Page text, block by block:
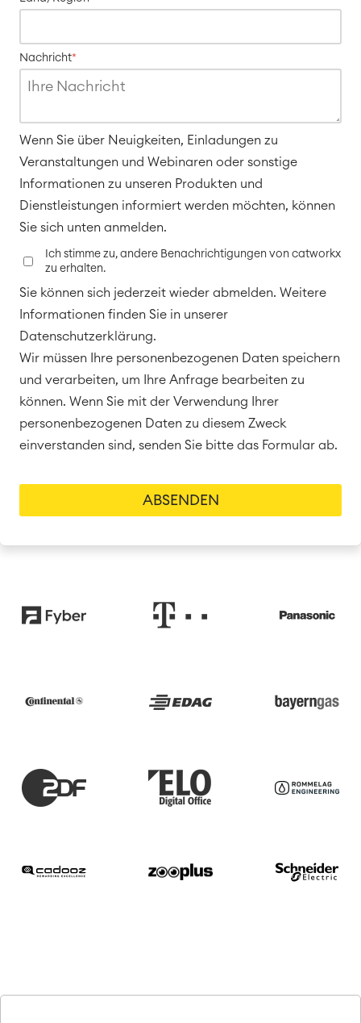
SOLUTIONS
Überstunden
ERP Solutions
Knowledge & Information
Enterprise Wiki
Meetings
Social Intranet
Artificial Intelligence
SAP Integration
Atlassian Backup & Restore
SERVICES
RESSOURCEN
■
■
■
Nachricht*
Wenn Sie über Neuigkeiten, Einladungen zu
Veranstaltungen und Webinaren oder sonstige
Informationen zu unseren Produkten und
Dienstleistungen informiert werden möchten, können
Sie sich unten anmelden.
Ich stimme zu, andere Benachrichtigungen von catworkx
zu erhalten.
Sie können sich jederzeit wieder abmelden. Weitere
Informationen finden Sie in unserer
Datenschutzerklärung.
Wir müssen Ihre personenbezogenen Daten speichern
und verarbeiten, um Ihre Anfrage bearbeiten zu
können. Wenn Sie mit der Verwendung Ihrer
personenbezogenen Daten zu diesem Zweck
einverstanden sind, senden Sie bitte das Formular ab.